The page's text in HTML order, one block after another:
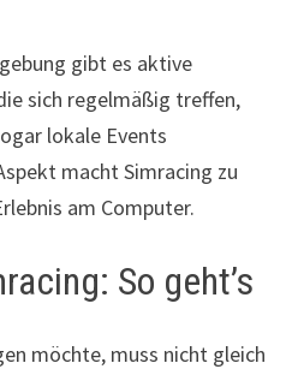
gibt es aktive
sich regelmäßig treffen,
lokale Events
macht Simracing zu
am Computer.
So geht’s
möchte, muss nicht gleich